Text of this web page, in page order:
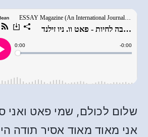
שלום לכולם, שמי פאט ואני
אני מאוד מאוד אסיר תודה